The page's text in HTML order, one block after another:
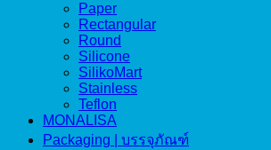
Paper
Rectangular
Round
Silicone
SilikoMart
Stainless
Teflon
MONALISA
Packaging | บรรจุภัณฑ์